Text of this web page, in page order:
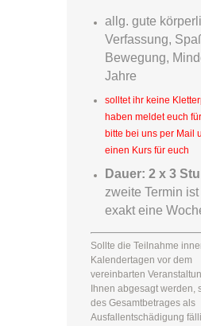
allg. gute
Verfassung,
Bewegung,
Jahre
solltet ihr keine
haben meldet euch
bitte bei uns per Mail
einen Kurs für euch
Dauer: 2 x 3
zweite Termin
exakt eine
Sollte die Teilnahme
Kalendertagen vor dem
vereinbarten
Ihnen abgesagt werden,
des Gesamtbetrages als
Ausfallentschädigung